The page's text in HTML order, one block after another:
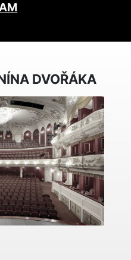
DVOŘÁKA